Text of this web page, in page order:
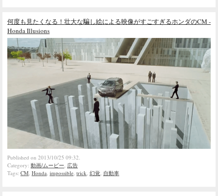
何度も見たくなる！壮大な騙し絵による映像がすごすぎるホンダのCM -
Honda Illusions
Published on 2013/10/25 09:32.
Category: 動画/ムービー 広告
Tags: CM Honda impossible trick 幻覚 自動車